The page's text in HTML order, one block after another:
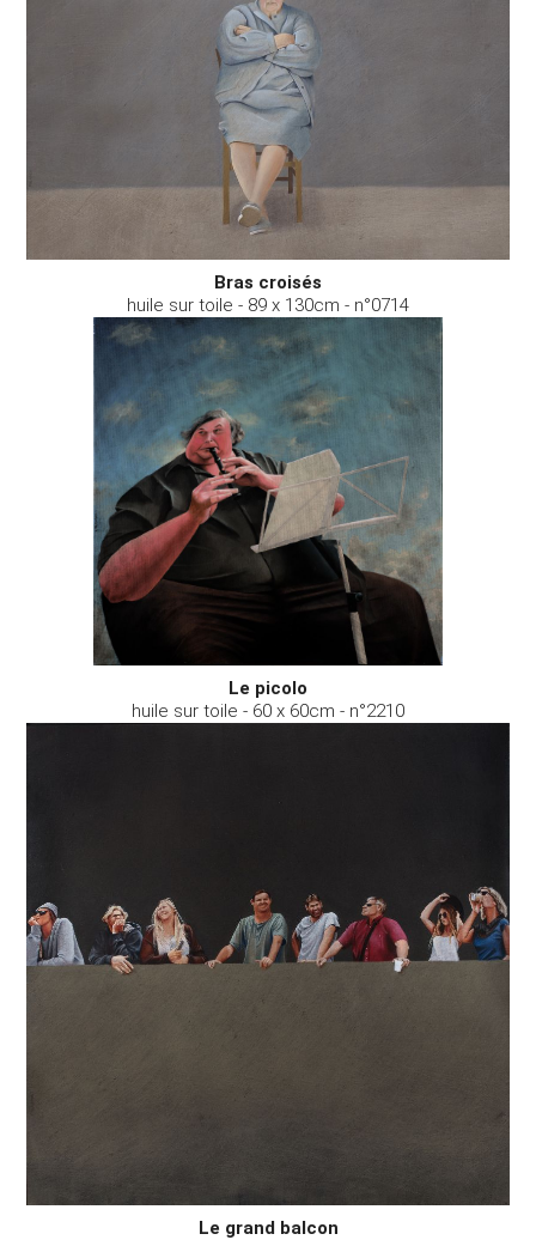
Bras croisés
huile sur toile - 89 x 130cm - n°0714
Le picolo
huile sur toile - 60 x 60cm - n°2210
Le grand balcon